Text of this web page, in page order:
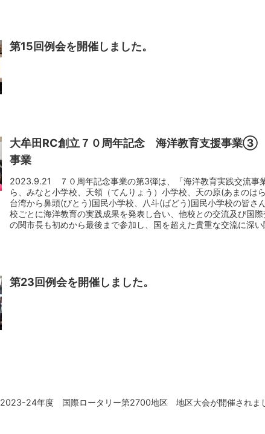
第15回例会を開催しました。
大牟田RC創立７０周年記念 海洋教育支援事業
事業
2023.9.21 ７０周年記念事業の第3弾は、「海洋教育実践交流事
ら、みなと小学校、天領（てんりょう）小学校、天の原(あまのは
台湾から鼻頭(びとう)国民小学校、八斗(ばどう)国民小学校の皆さ
校ごとに海洋教育の実践成果を発表し合い、他校との交流及び国
の関市長も初めから最後まで参加し、国を超えた貴重な交流に深い
第23回例会を開催しました。
2023-24年度 国際ロータリー第2700地区 地区大会が開催されま